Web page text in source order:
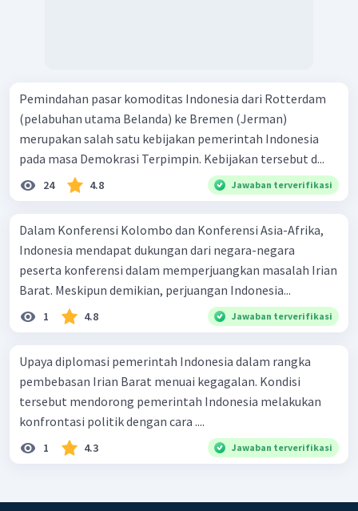
Pemindahan pasar komoditas Indonesia dari Rotterdam
(pelabuhan utama Belanda) ke Bremen (Jerman)
merupakan salah satu kebijakan pemerintah Indonesia
pada masa Demokrasi Terpimpin. Kebijakan tersebut d...
24 4.8 Jawaban terverifikasi
Dalam Konferensi Kolombo dan Konferensi Asia-Afrika,
Indonesia mendapat dukungan dari negara-negara
peserta konferensi dalam memperjuangkan masalah Irian
Barat. Meskipun demikian, perjuangan Indonesia...
1 4.8 Jawaban terverifikasi
Upaya diplomasi pemerintah Indonesia dalam rangka
pembebasan Irian Barat menuai kegagalan. Kondisi
tersebut mendorong pemerintah Indonesia melakukan
konfrontasi politik dengan cara ....
1 4.3 Jawaban terverifikasi